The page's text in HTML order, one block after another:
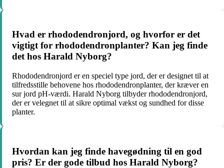
Hvad er rhododendronjord, og hvorfor er det
vigtigt for rhododendronplanter? Kan jeg finde
det hos Harald Nyborg?
Rhododendronjord er en speciel type jord, der er designet til at
tilfredsstille behovene hos rhododendronplanter, der kræver en
sur jord pH-værdi. Harald Nyborg tilbyder rhododendronjord,
der er velegnet til at sikre optimal vækst og sundhed for disse
planter.
Hvordan kan jeg finde havegødning til en god
pris? Er der gode tilbud hos Harald Nyborg?